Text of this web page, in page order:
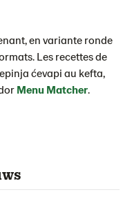
en variante ronde
Les recettes de
ćevapi au kefta,
Menu Matcher.